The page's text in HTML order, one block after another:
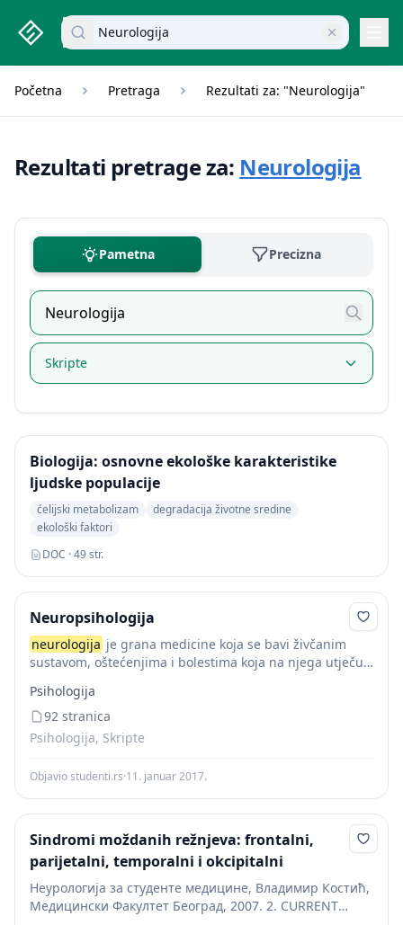
studenti.rs home page
Pretraži dokumente
Početna Pretraga Rezultati za: "Neurologija"
Rezultati pretrage za: Neurologija
Pametna Precizna
Skripte
Biologija: osnovne ekološke karakteristike
ljudske populacije
ćelijski metabolizam
degradacija životne sredine
ekološki faktori
DOC · 49 str.
Neuropsihologija
neurologija je grana medicine koja se bavi živčanim
sustavom, oštećenjima i bolestima koja na njega utječu -
ispitivali deficite u ponašanju s ciljem dijagnoze...
Psihologija
92 stranica
Psihologija, Skripte
Objavio studenti.rs·11. januar 2017.
Sindromi moždanih režnjeva: frontalni,
parijetalni, temporalni i okcipitalni
Неурологија за студенте медицине, Владимир Костић,
Медицински Факултет Београд, 2007. 2. CURRENT